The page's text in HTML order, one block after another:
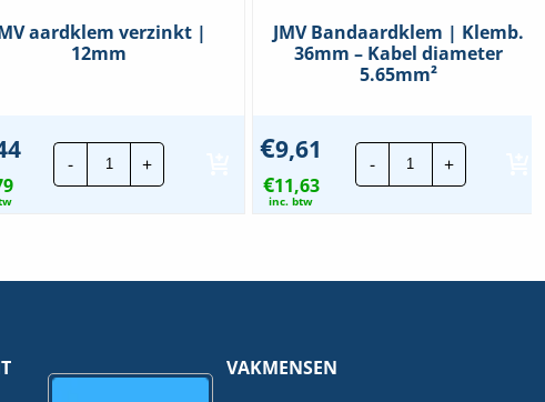
aardklem verzinkt |
12mm
-
JMV
aardklem
verzinkt
+
JMV Bandaardklem | Klemb.
36mm – Kabel diameter
5.65mm²
€9,61
€11,63
inc. btw
-
JMV
Bandaardklem
|
+
VAKMENSEN